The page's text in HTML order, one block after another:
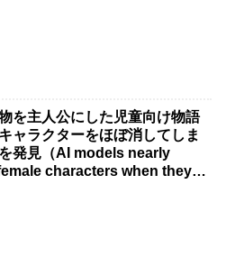
を主人公にした児童向け物語
ャラクターをほぼ消してしま
発見（AI models nearly
characters when they